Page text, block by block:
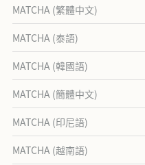
MATCHA (繁體中文)
MATCHA (泰語)
MATCHA (韓國語)
MATCHA (簡體中文)
MATCHA (印尼語)
MATCHA (越南語)